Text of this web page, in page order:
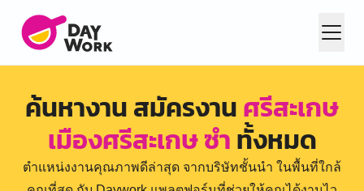
ค้นหางาน สมัครงานศรีสะเกษ
เมืองศรีสะเกษ ซำทั้งหมด
ตำแหน่งงานคุณภาพดีล่าสุด จากบริษัทชั้นนำ ในพื้นที่ใกล้